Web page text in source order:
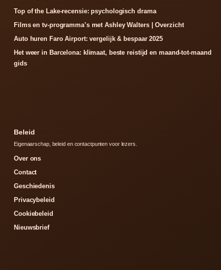
Top of the Lake-recensie: psychologisch drama
Films en tv-programma’s met Ashley Walters | Overzicht
Auto huren Faro Airport: vergelijk & bespaar 2025
Het weer in Barcelona: klimaat, beste reistijd en maand-tot-maand
gids
Beleid
Eigenaarschap, beleid en contactpunten voor lezers.
Over ons
Contact
Geschiedenis
Privacybeleid
Cookiebeleid
Nieuwsbrief